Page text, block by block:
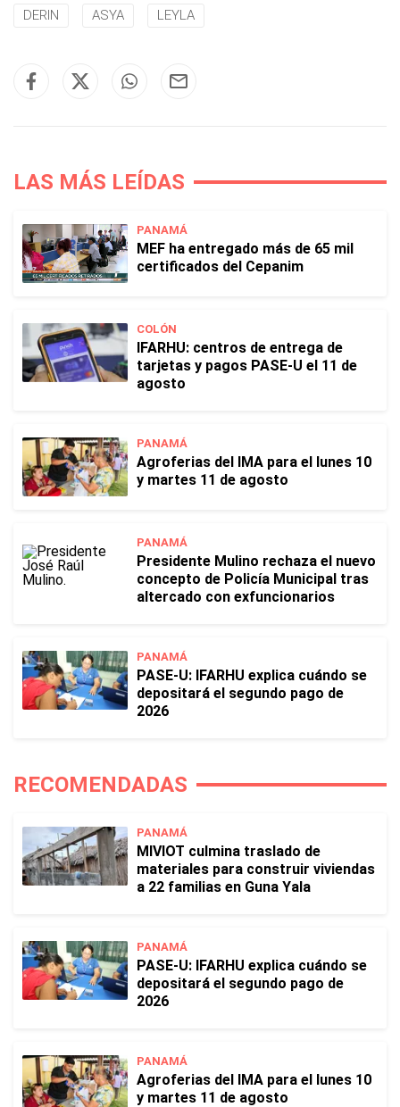
DERIN ASYA LEYLA
LAS MÁS LEÍDAS
PANAMÁ
MEF ha entregado más de 65 mil
certificados del Cepanim
COLÓN
IFARHU: centros de entrega de
tarjetas y pagos PASE-U el 11 de
agosto
PANAMÁ
Agroferias del IMA para el lunes 10
y martes 11 de agosto
PANAMÁ
Presidente Mulino rechaza el nuevo
concepto de Policía Municipal tras
altercado con exfuncionarios
PANAMÁ
PASE-U: IFARHU explica cuándo se
depositará el segundo pago de
2026
RECOMENDADAS
PANAMÁ
MIVIOT culmina traslado de
materiales para construir viviendas
a 22 familias en Guna Yala
PANAMÁ
PASE-U: IFARHU explica cuándo se
depositará el segundo pago de
2026
PANAMÁ
Agroferias del IMA para el lunes 10
y martes 11 de agosto